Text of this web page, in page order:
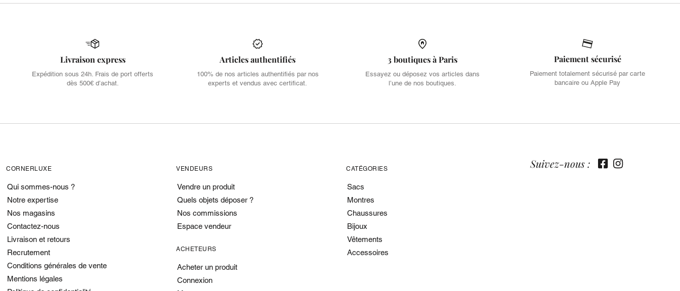
Livraison express
Expédition sous 24h. Frais de port offerts
dès 500€ d’achat.
Articles authentifiés
100% de nos articles authentifiés par nos
experts et vendus avec certificat.
3 boutiques à Paris
Essayez ou déposez vos articles dans
l’une de nos boutiques.
Paiement sécurisé
Paiement totalement sécurisé par carte
bancaire ou Apple Pay
CORNERLUXE
Qui sommes-nous ?
Notre expertise
Nos magasins
Contactez-nous
Livraison et retours
Recrutement
Conditions générales de vente
Mentions légales
VENDEURS
Vendre un produit
Quels objets déposer ?
Nos commissions
Espace vendeur
ACHETEURS
Acheter un produit
Connexion
CATÉGORIES
Sacs
Montres
Chaussures
Bijoux
Vêtements
Accessoires
Suivez-nous :